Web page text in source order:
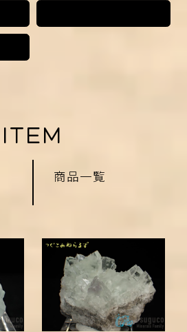
ITEM
商品一覧